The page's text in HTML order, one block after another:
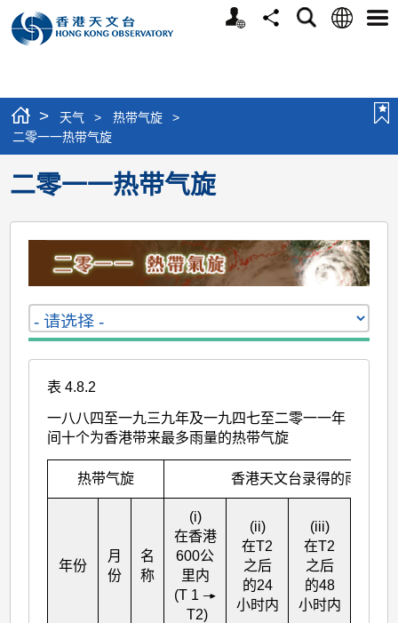
个
分
搜
语
选
> 天气 > 热带气旋
>
二零一一热带气旋
二零一一热带气旋
表 4.8.2
一八八四至一九三九年及一九四七至二零一一年
间十个为香港带来最多雨量的热带气旋
热带气旋 香港天文台录得的雨量(毫
年份
月
份
名
称
(i)
在香港
600公
里内
(T 1
T2)
(ii)
在T2
之后
的24
小时内
(iii)
在T2
之后
的48
小时内